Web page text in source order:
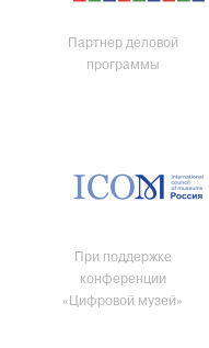
Партнер деловой
программы
При поддержке
конференции
«Цифровой музей»